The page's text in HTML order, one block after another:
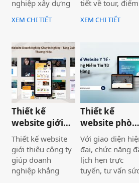
nghiệp xây dựng
hình ảnh chuyên
nghiệp và thu hút
năng. Với giao
diện chuyên
nghiệp, tích hợp
tính năng đặt xe
trực tuyến và báo
giá nhanh chóng,
website là giải
pháp tối ưu giúp
doanh nghiệp
tăng khả năng
tiếp cận khách
hàng và nâng cao
uy tín thương
XEM CHI TIẾT
tiết về tour, điểm
đến, và dịch vụ
liên quan. Với
dẫn, và các tính
năng như
trình khuyến
tư vấn trực
doanh nghiệp có
thể thu hút, giữ
chân khách hàng,
và gia tăng doanh
thu hiệu quả.
XEM CHI TIẾT
Thiết kế
website giới
thiệu công ty
Thiết kế website
giới thiệu công ty
giúp doanh
nghiệp khẳng
Thiết kế
website phòng
khám bệnh
Với giao diện
đại, chức năng
lịch hẹn trực
tuyến, tư vấn